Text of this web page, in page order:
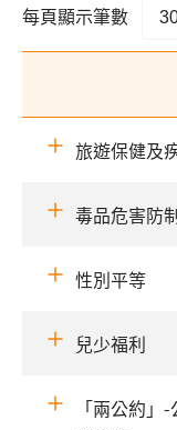
每頁顯示筆數
旅遊保健及
毒品危害防
性別平等
兒少福利
「兩公約